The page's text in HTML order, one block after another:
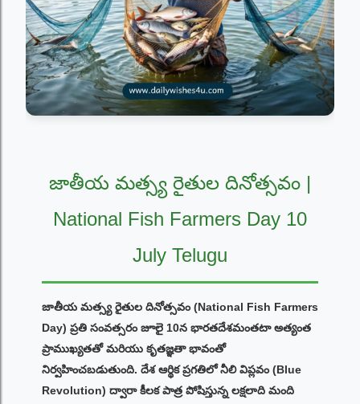
జాతీయ మత్స్య రైతుల దినోత్సవం |
National Fish Farmers Day 10
July Telugu
జాతీయ మత్స్య రైతుల దినోత్సవం (National Fish Farmers
Day) ప్రతి సంవత్సరం జూలై 10న భారతదేశమంతటా అత్యంత
ప్రాముఖ్యతతో మరియు కృతజ్ఞతా భావంతో
నిర్వహించబడుతుంది. దేశ ఆర్థిక ప్రగతిలో నీలి విప్లవం (Blue
Revolution) ద్వారా కీలక పాత్ర పోషిస్తున్న లక్షలాది మంది